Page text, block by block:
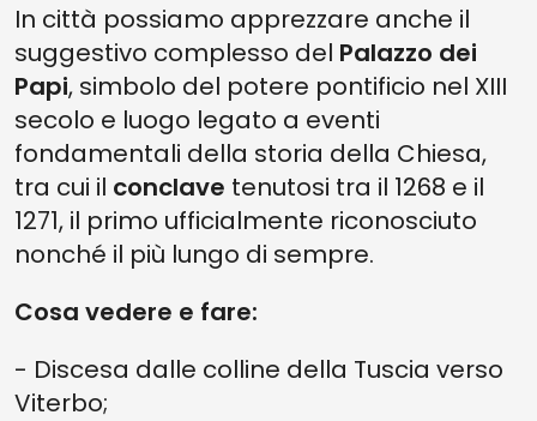
In città possiamo apprezzare anche il
suggestivo complesso del Palazzo dei
Papi, simbolo del potere pontificio nel XIII
secolo e luogo legato a eventi
fondamentali della storia della Chiesa,
tra cui il conclave tenutosi tra il 1268 e il
1271, il primo ufficialmente riconosciuto
nonché il più lungo di sempre.
Cosa vedere e fare:
- Discesa dalle colline della Tuscia verso
Viterbo;